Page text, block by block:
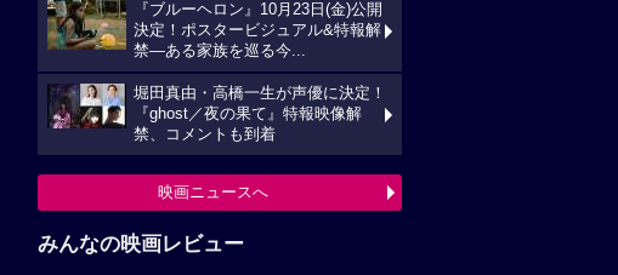
『ブルーヘロン』10月23日(金)公開
決定！ポスタービジュアル&特報解
禁―ある家族を巡る今...
堀田真由・高橋一生が声優に決定！
『ghost／夜の果て』特報映像解
禁、コメントも到着
映画ニュースへ
みんなの映画レビュー